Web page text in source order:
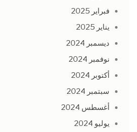
فبراير 2025
يناير 2025
ديسمبر 2024
نوفمبر 2024
أكتوبر 2024
سبتمبر 2024
أغسطس 2024
يوليو 2024